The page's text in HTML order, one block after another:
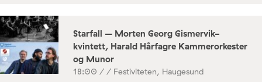
Starfall – Morten Georg Gismervik-
kvintett, Harald Hårfagre Kammerorkester
og Munor
18:00 / / Festiviteten, Haugesund